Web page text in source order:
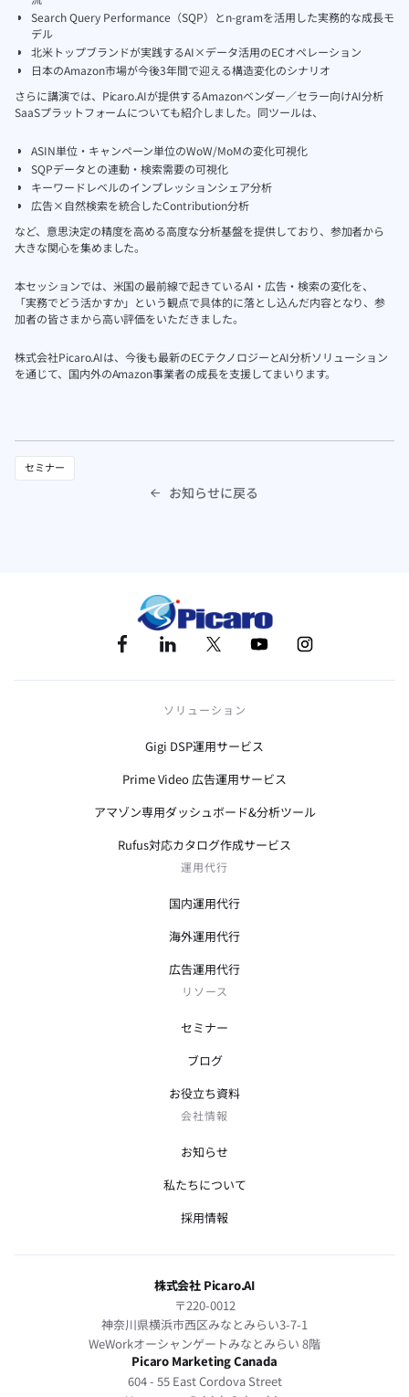
Search Query Performance（SQP）とn-gramを活用した実務的な成長モ
デル
北米トップブランドが実践するAI×データ活用のECオペレーション
日本のAmazon市場が今後3年間で迎える構造変化のシナリオ
さらに講演では、Picaro.AIが提供するAmazonベンダー／セラー向けAI分析
SaaSプラットフォームについても紹介しました。同ツールは、
ASIN単位・キャンペーン単位のWoW/MoMの変化可視化
SQPデータとの連動・検索需要の可視化
キーワードレベルのインプレッションシェア分析
広告×自然検索を統合したContribution分析
など、意思決定の精度を高める高度な分析基盤を提供しており、参加者から
大きな関心を集めました。
本セッションでは、米国の最前線で起きているAI・広告・検索の変化を、
「実務でどう活かすか」という観点で具体的に落とし込んだ内容となり、参
加者の皆さまから高い評価をいただきました。
株式会社Picaro.AIは、今後も最新のECテクノロジーとAI分析ソリューション
を通じて、国内外のAmazon事業者の成長を支援してまいります。
セミナー
 お知らせに戻る
ソリューション
Gigi DSP運用サービス
Prime Video 広告運用サービス
アマゾン専用ダッシュボード&分析ツール
Rufus対応カタログ作成サービス
運用代行
国内運用代行
海外運用代行
広告運用代行
リソース
セミナー
ブログ
お役立ち資料
会社情報
お知らせ
私たちについて
採用情報
株式会社 Picaro.AI
〒220-0012
神奈川県横浜市西区みなとみらい3-7-1
WeWorkオーシャンゲートみなとみらい 8階
Picaro Marketing Canada
604 - 55 East Cordova Street